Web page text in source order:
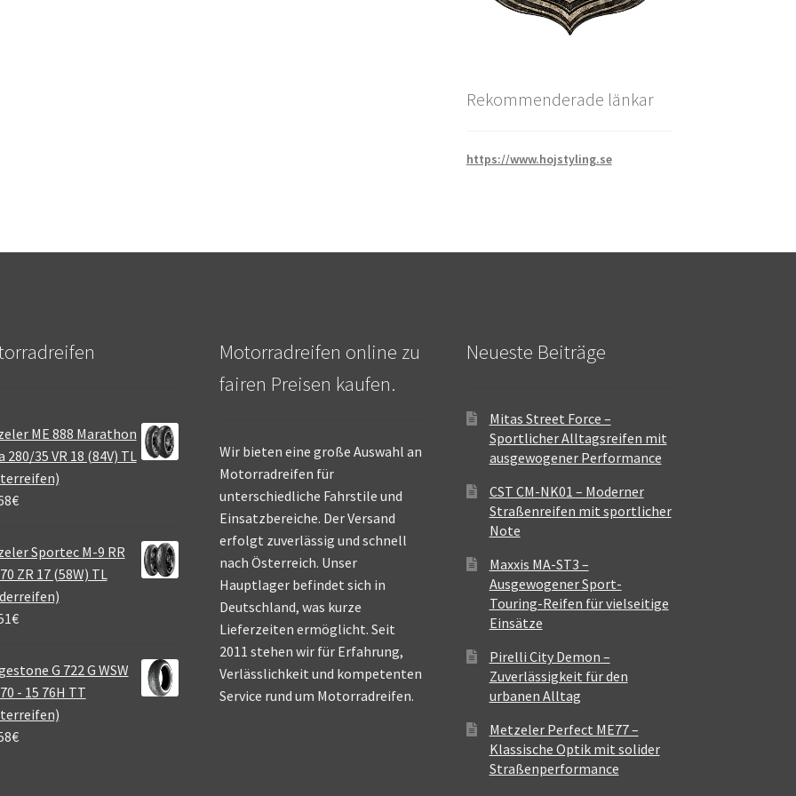
Rekommenderade länkar
https://www.hojstyling.se
ME 888 Marathon
280/35 VR 18 (84V) TL
€
Sportec M-9 RR
ZR 17 (58W) TL
€
G 722 G WSW
- 15 76H TT
€
Motorradreifen online zu
fairen Preisen kaufen.
Wir bieten eine große Auswahl an
Motorradreifen für
unterschiedliche Fahrstile und
Einsatzbereiche. Der Versand
erfolgt zuverlässig und schnell
nach Österreich. Unser
Hauptlager befindet sich in
Deutschland, was kurze
Lieferzeiten ermöglicht. Seit
2011 stehen wir für Erfahrung,
Verlässlichkeit und kompetenten
Service rund um Motorradreifen.
Neueste Beiträge
Mitas Street Force –
Sportlicher Alltagsreifen mit
ausgewogener Performance
CST CM-NK01 – Moderner
Straßenreifen mit sportlicher
Note
Maxxis MA-ST3 –
Ausgewogener Sport-
Touring-Reifen für vielseitige
Einsätze
Pirelli City Demon –
Zuverlässigkeit für den
urbanen Alltag
Metzeler Perfect ME77 –
Klassische Optik mit solider
Straßenperformance